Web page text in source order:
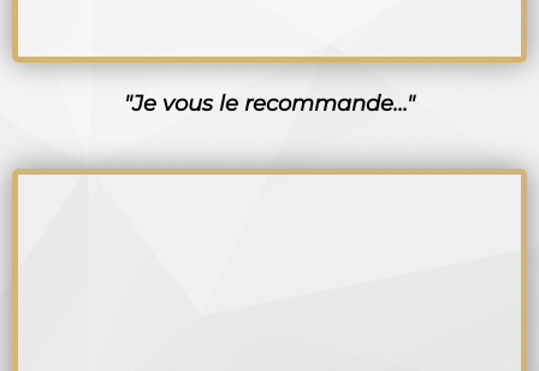
"Je vous le recommande..."